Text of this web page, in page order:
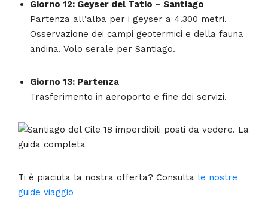
Giorno 12: Geyser del Tatio – Santiago
Partenza all’alba per i geyser a 4.300 metri.
Osservazione dei campi geotermici e della fauna
andina. Volo serale per Santiago.
Giorno 13: Partenza
Trasferimento in aeroporto e fine dei servizi.
Ti è piaciuta la nostra offerta? Consulta le nostre
guide viaggio